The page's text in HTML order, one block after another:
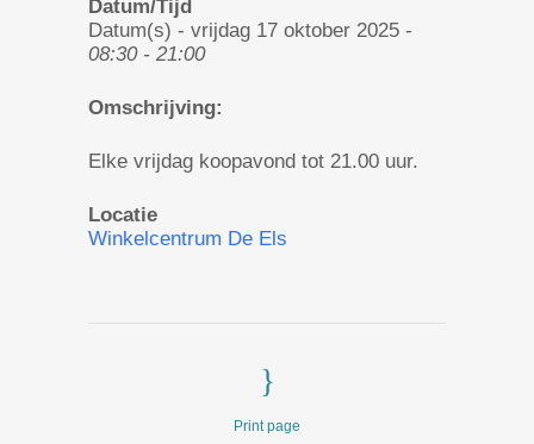
Datum/Tijd
Datum(s) - vrijdag 17 oktober 2025 -
08:30 - 21:00
Omschrijving:
Elke vrijdag koopavond tot 21.00 uur.
Locatie
Winkelcentrum De Els
Print page